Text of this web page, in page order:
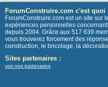
ForumConstruire.com c'est quoi
ForumConstruire.com est un site sur
expériences personnelles
depuis 2004. Grâce aux 517 639
vous trouverez forcement des
construction, le bricolage, la
Sites partenaires :
voir nos partenaires